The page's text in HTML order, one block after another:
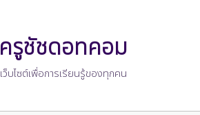
ครูชัชดอทคอม
เว็บไซต์เพื่อการเรียนรู้ของทุกคน